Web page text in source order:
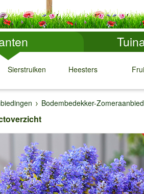
Sierstruiken Heesters
↓ ↓
Bodembedekker-